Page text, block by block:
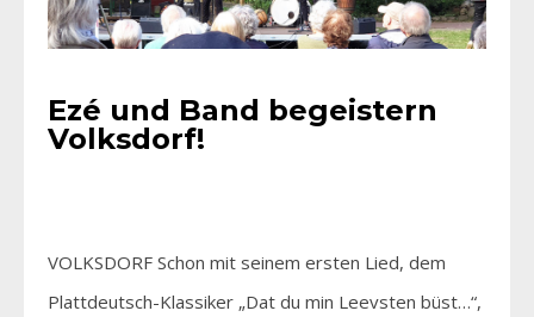
Ezé und Band begeistern
Volksdorf!
VOLKSDORF Schon mit seinem ersten Lied, dem
Plattdeutsch-Klassiker „Dat du min Leevsten büst…“,